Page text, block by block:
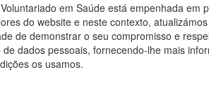
em Saúde está empenhada em
do website e neste contexto,
de demonstrar o seu compromisso e
dados pessoais, fornecendo-lhe mais
os usamos.